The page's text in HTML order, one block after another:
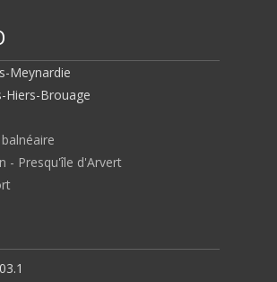
Meynardie
Hiers-Brouage
- Presqu'île d'Arvert